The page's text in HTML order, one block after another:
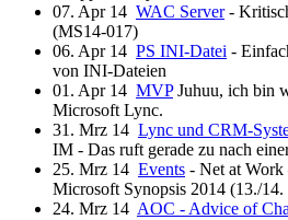
07. Apr 14 WAC Server-
(MS14-017)
06. Apr 14 PS INI-Datei -
von INI-Dateien
01. Apr 14 MVPJuhuu, ich bin
Microsoft Lync.
31. Mrz 14 Lync und CRM-
IM - Das ruft gerade zu nach
25. Mrz 14 Events - Net at
Microsoft Synopsis 2014 (13./
24. Mrz 14 AOC - Advice of